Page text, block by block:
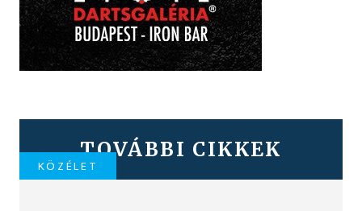
TOVÁBBI CIKKEK
KÖZÉLET